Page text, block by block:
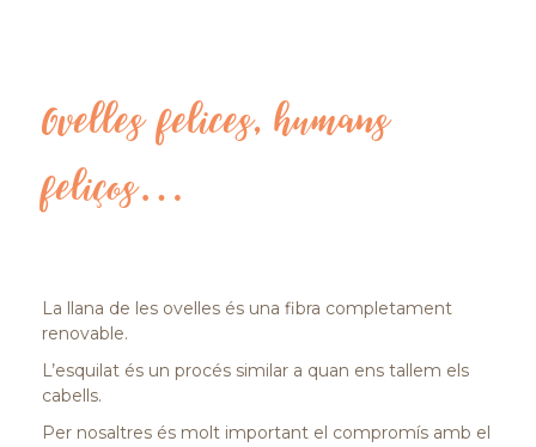
Ovelles felices, humans
feliços…
La llana de les ovelles és una fibra completament
renovable.
L’esquilat és un procés similar a quan ens tallem els
cabells.
Per nosaltres és molt important el compromís amb el